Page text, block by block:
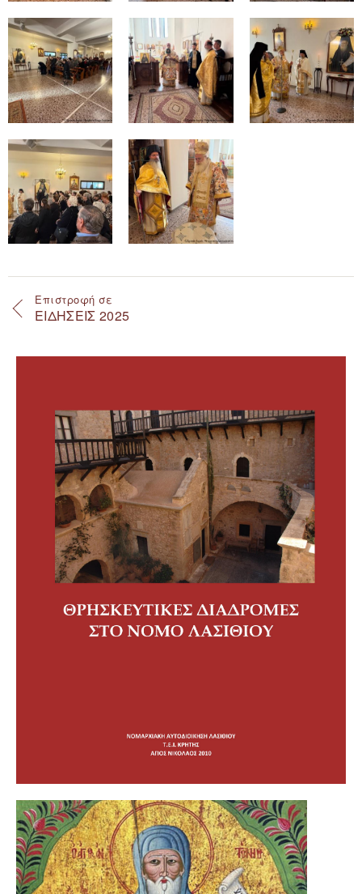
Επιστροφή σε
ΕΙΔΗΣΕΙΣ 2025